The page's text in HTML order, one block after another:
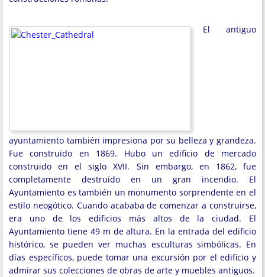
El antiguo
ayuntamiento también impresiona por su belleza y grandeza.
Fue construido en 1869. Hubo un edificio de mercado
construido en el siglo XVII. Sin embargo, en 1862, fue
completamente destruido en un gran incendio. El
Ayuntamiento es también un monumento sorprendente en el
estilo neogótico. Cuando acababa de comenzar a construirse,
era uno de los edificios más altos de la ciudad. El
Ayuntamiento tiene 49 m de altura. En la entrada del edificio
histórico, se pueden ver muchas esculturas simbólicas. En
días específicos, puede tomar una excursión por el edificio y
admirar sus colecciones de obras de arte y muebles antiguos.